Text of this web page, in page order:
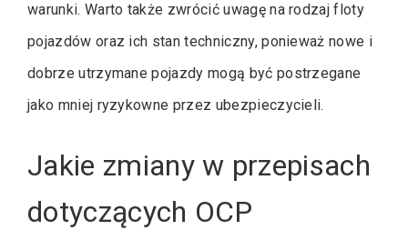
warunki. Warto także zwrócić uwagę na rodzaj floty
pojazdów oraz ich stan techniczny, ponieważ nowe i
dobrze utrzymane pojazdy mogą być postrzegane
jako mniej ryzykowne przez ubezpieczycieli.
Jakie zmiany w przepisach
dotyczących OCP